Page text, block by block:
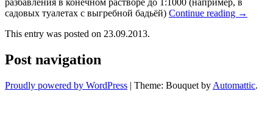
разбавления в конечном растворе до 1:1000 (например, в
садовых туалетах с выгребной бадьёй) Continue reading →
This entry was posted on 23.09.2013.
Post navigation
Proudly powered by WordPress | Theme: Bouquet by Automattic.